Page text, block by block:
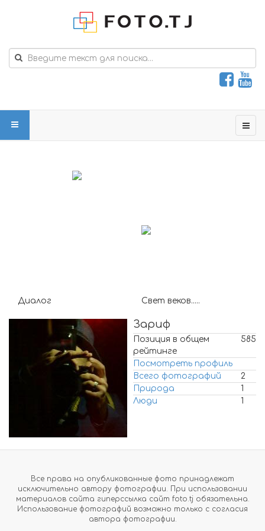
Диалог Свет веков.....
Зариф
Позиция в общем
рейтинге
585
Посмотреть профиль
Всего фотографий
2
Природа
1
Люди
1
Все права на опубликованные фото принадлежат
исключительно автору фотографии. При использовании
материалов сайта гиперссылка сайт foto.tj обязательна.
Использование фотографий возможно только с согласия
автора фотографии.